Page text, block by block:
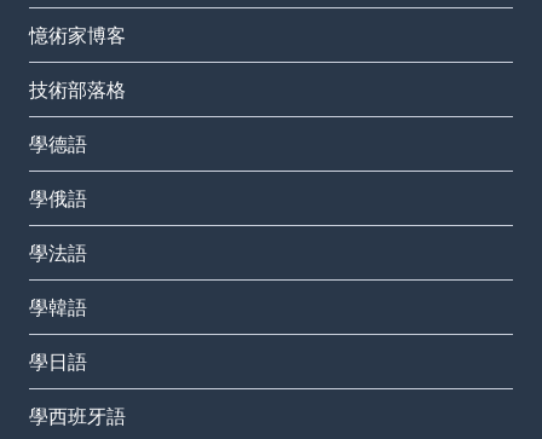
憶術家博客
技術部落格
學德語
學俄語
學法語
學韓語
學日語
學西班牙語